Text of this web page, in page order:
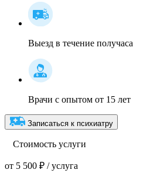
Выезд в течение получаса
Врачи с опытом от 15 лет
Записаться к психиатру
Стоимость услуги
от 5 500 ₽ / услуга